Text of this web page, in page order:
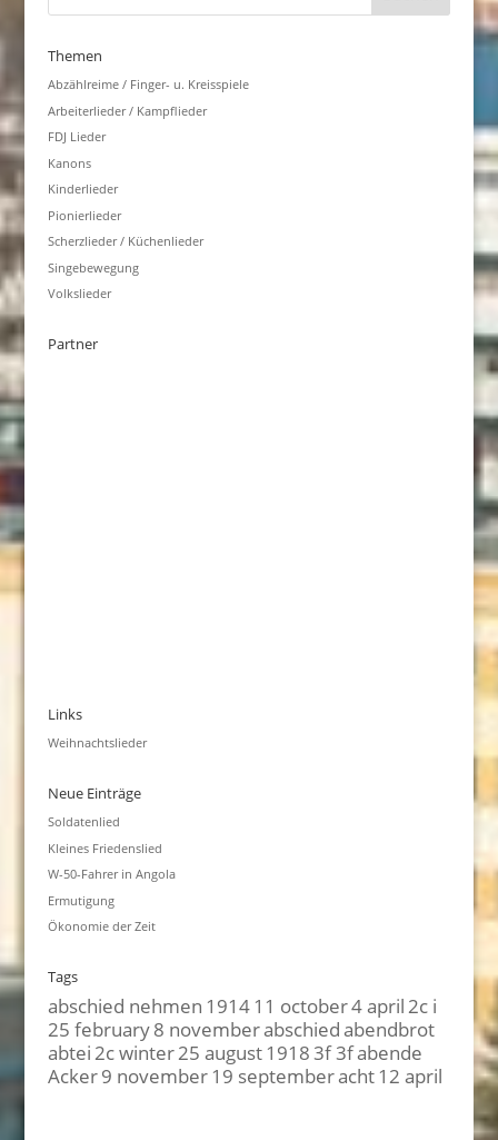
Themen
Abzählreime / Finger- u. Kreisspiele
Arbeiterlieder / Kampflieder
FDJ Lieder
Kanons
Kinderlieder
Pionierlieder
Scherzlieder / Küchenlieder
Singebewegung
Volkslieder
Partner
Links
Weihnachtslieder
Neue Einträge
Soldatenlied
Kleines Friedenslied
W-50-Fahrer in Angola
Ermutigung
Ökonomie der Zeit
Tags
abschied nehmen 191411 october4 april2c i
25 february8 novemberabschiedabendbrot
abtei2c winter25 august19183f 3fabende
Acker9 november19 septemberacht12 april